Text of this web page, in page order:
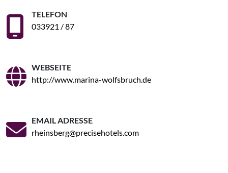
TELEFON
033921 / 87
WEBSEITE
http://www.marina-wolfsbruch.de
EMAIL ADRESSE
rheinsberg@precisehotels.com